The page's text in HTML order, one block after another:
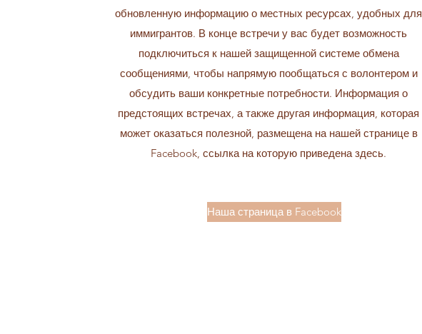
обновленную информацию о местных ресурсах, удобных для
иммигрантов. В конце встречи у вас будет возможность
подключиться к нашей защищенной системе обмена
сообщениями, чтобы напрямую пообщаться с волонтером и
обсудить ваши конкретные потребности. Информация о
предстоящих встречах, а также другая информация, которая
может оказаться полезной, размещена на нашей странице в
Facebook, ссылка на которую приведена здесь.
Наша страница в Facebook